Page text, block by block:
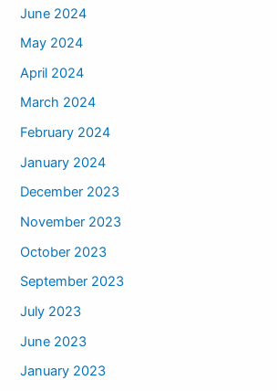
June 2024
May 2024
April 2024
March 2024
February 2024
January 2024
December 2023
November 2023
October 2023
September 2023
July 2023
June 2023
January 2023